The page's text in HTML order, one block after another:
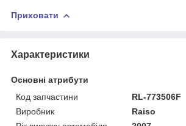
Приховати
Характеристики
Основні атрибути
Код запчастини
RL-773506F
Виробник
Raiso